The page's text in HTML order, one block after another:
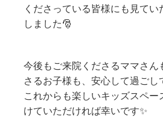
くださっている皆様にも見て
しました🎅
今後もご来院くださるママさん
さるお子様も、安心して過ごし
これからも楽しいキッズスペー
けていただければ幸いです✨